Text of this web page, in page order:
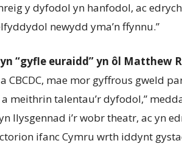
y dyfodol yn hanfodol, ac
newydd yma’n ffynnu.”
“gyfle euraidd” yn ôl Matthew
CBCDC, mae mor gyffrous gweld
meithrin talentau’r dyfodol,”
llysgennad i’r wobr theatr, ac yn
ifanc Cymru wrth iddynt